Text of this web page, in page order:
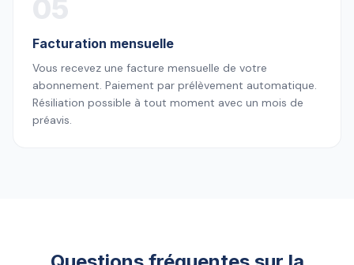
Facturation mensuelle
Vous recevez une facture mensuelle de votre
abonnement. Paiement par prélèvement automatique.
Résiliation possible à tout moment avec un mois de
préavis.